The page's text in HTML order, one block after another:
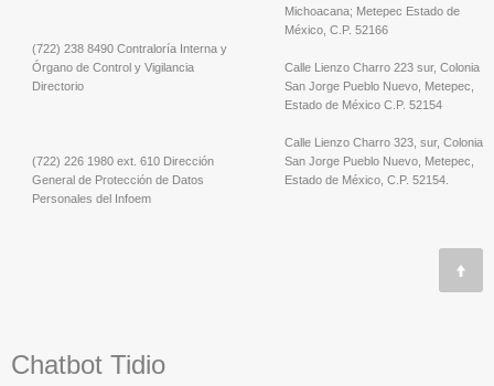
(722) 238 8490 Contraloría Interna y
Órgano de Control y Vigilancia
Directorio
(722) 226 1980 ext. 610 Dirección
General de Protección de Datos
Personales del Infoem
Michoacana; Metepec Estado de
México, C.P. 52166
Calle Lienzo Charro 223 sur, Colonia
San Jorge Pueblo Nuevo, Metepec,
Estado de México C.P. 52154
Calle Lienzo Charro 323, sur, Colonia
San Jorge Pueblo Nuevo, Metepec,
Estado de México, C.P. 52154.
Chatbot Tidio